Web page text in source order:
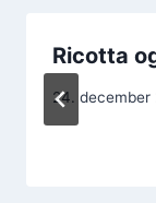
Ricotta
24. december